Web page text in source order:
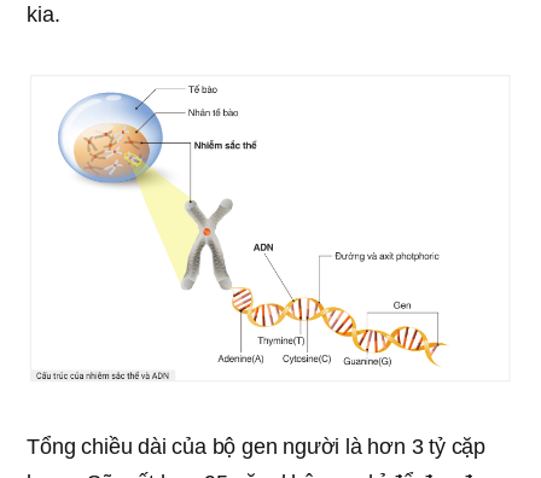
kia.
Tổng chiều dài của bộ gen người là hơn 3 tỷ cặp